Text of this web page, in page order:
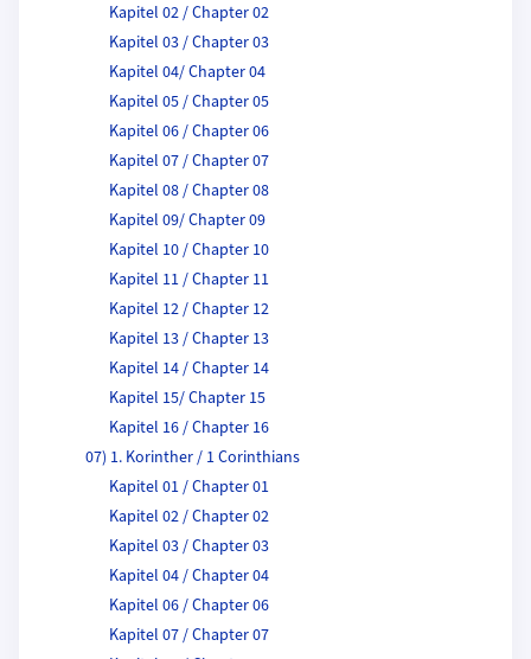
Kapitel 02 / Chapter 02
Kapitel 03 / Chapter 03
Kapitel 04/ Chapter 04
Kapitel 05 / Chapter 05
Kapitel 06 / Chapter 06
Kapitel 07 / Chapter 07
Kapitel 08 / Chapter 08
Kapitel 09/ Chapter 09
Kapitel 10 / Chapter 10
Kapitel 11 / Chapter 11
Kapitel 12 / Chapter 12
Kapitel 13 / Chapter 13
Kapitel 14 / Chapter 14
Kapitel 15/ Chapter 15
Kapitel 16 / Chapter 16
07) 1. Korinther / 1 Corinthians
Kapitel 01 / Chapter 01
Kapitel 02 / Chapter 02
Kapitel 03 / Chapter 03
Kapitel 04 / Chapter 04
Kapitel 06 / Chapter 06
Kapitel 07 / Chapter 07